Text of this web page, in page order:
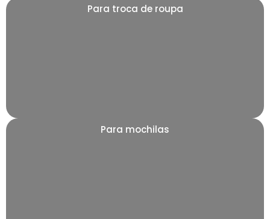
Para troca de roupa
Para mochilas